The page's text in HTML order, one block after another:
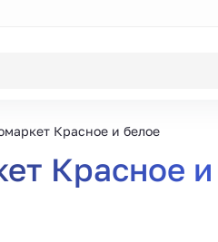
Красное и белое
Красное и